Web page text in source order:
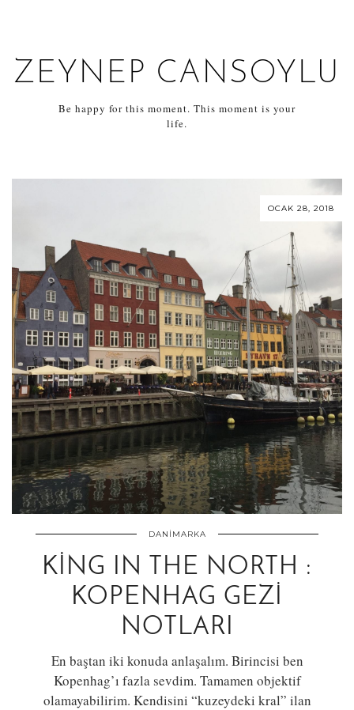
ZEYNEP CANSOYLU
Be happy for this moment. This moment is your
life.
OCAK 28, 2018
DANIMARKA
KING IN THE NORTH :
KOPENHAG GEZI
NOTLARI
En baştan iki konuda anlaşalım. Birincisi ben
Kopenhag’ı fazla sevdim. Tamamen objektif
olamayabilirim. Kendisini “kuzeydeki kral” ilan